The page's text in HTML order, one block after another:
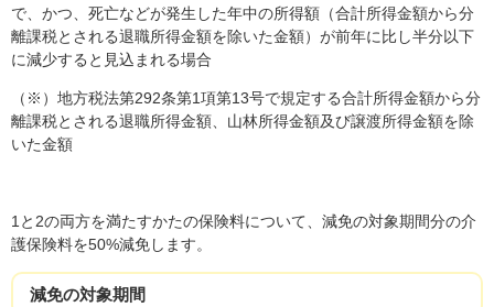
で、かつ、死亡などが発生した年中の所得額（合計所得金額から分
離課税とされる退職所得金額を除いた金額）が前年に比し半分以下
に減少すると見込まれる場合
（※）地方税法第292条第1項第13号で規定する合計所得金額から分
離課税とされる退職所得金額、山林所得金額及び譲渡所得金額を除
いた金額
1と2の両方を満たすかたの保険料について、減免の対象期間分の介
護保険料を50%減免します。
減免の対象期間